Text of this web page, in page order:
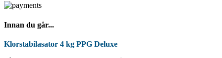
Innan du går...
Klorstabilasator 4 kg PPG Deluxe